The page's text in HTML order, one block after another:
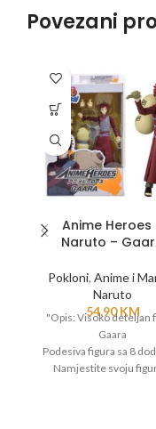
Povezani
Anime Heroes
Naruto –
Pokloni, Anime i
Naruto
54,90KM
"Opis: Visoko deteljan
Gaara
Podesiva figura sa 8
Namjestite svoju